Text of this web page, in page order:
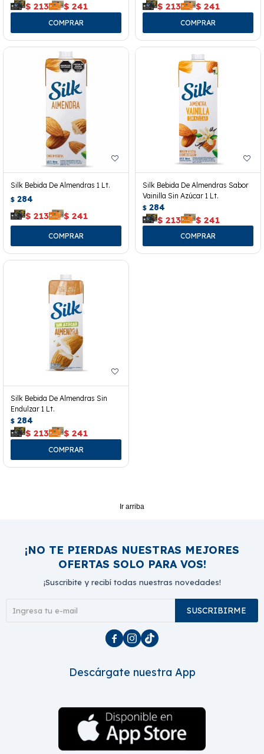
$ 213 $ 241 $ 213 $ 241
Silk Bebida De Almendras 1 Lt.
$ 284
$ 213 $ 241
Silk Bebida De Almendras Sabor
Vainilla Sin Azúcar 1 Lt.
$ 284
$ 213 $ 241
Silk Bebida De Almendras Sin
Endulzar 1 Lt.
$ 284
$ 213 $ 241
Ir arriba
¡NO TE PIERDAS NUESTRAS MEJORES
OFERTAS SOLO PARA VOS!
¡Suscribite y recibí todas nuestras novedades!
SUSCRIBIRME
  
Descárgate nuestra App